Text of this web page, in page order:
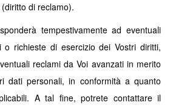
di reclamo).
tempestivamente ad eventuali
o richieste di esercizio dei Vostri diritti,
reclami da Voi avanzati in merito
dati personali, in conformità a quanto
A tal fine, potrete contattare il